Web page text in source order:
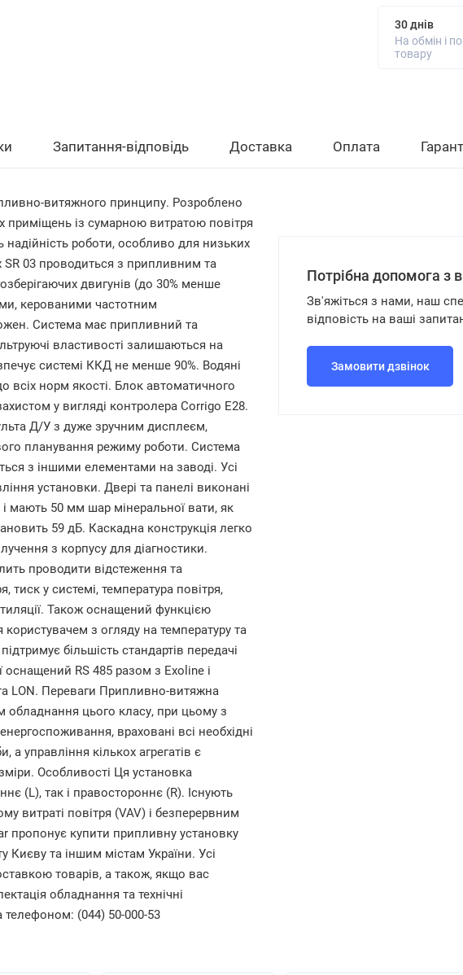
30 днів
На обмін і
товару
Запитання-відповідь Доставка Оплата
витяжного принципу. Розроблено
приміщень із сумарною витратою повітря
роботи, особливо для низьких
03 проводиться з припливним та
двигунів (до 30% менше
керованими частотним
Система має припливний та
властивості залишаються на
системі ККД не менше 90%. Водяні
всіх норм якості. Блок автоматичного
у вигляді контролера Corrigo E28.
Д/У з дуже зручним дисплеєм,
планування режиму роботи. Система
з іншими елементами на заводі. Усі
установки. Двері та панелі виконані
мають 50 мм шар мінеральної вати, як
59 дБ. Каскадна конструкція легко
з корпусу для діагностики.
проводити відстеження та
тиск у системі, температура повітря,
Також оснащений функцією
з огляду на температуру та
більшість стандартів передачі
оснащений RS 485 разом з Exoline і
LON. Переваги Припливно-витяжна
обладнання цього класу, при цьому з
враховані всі необхідні
а управління кількох агрегатів є
Особливості Ця установка
(L), так і правостороннє (R). Існують
витраті повітря (VAV) і безперервним
пропонує купити припливну установку
Києву та іншим містам України. Усі
товарів, а також, якщо вас
обладнання та технічні
телефоном: (044) 50-000-53
Потрібна допомога з
Зв'яжіться з нами, наш
відповість на ваші
Замовити дзвінок